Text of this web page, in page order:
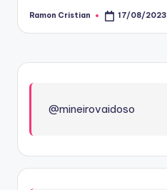
Posted
Ramon Cristian 17/08/2023
@mineirovaidoso